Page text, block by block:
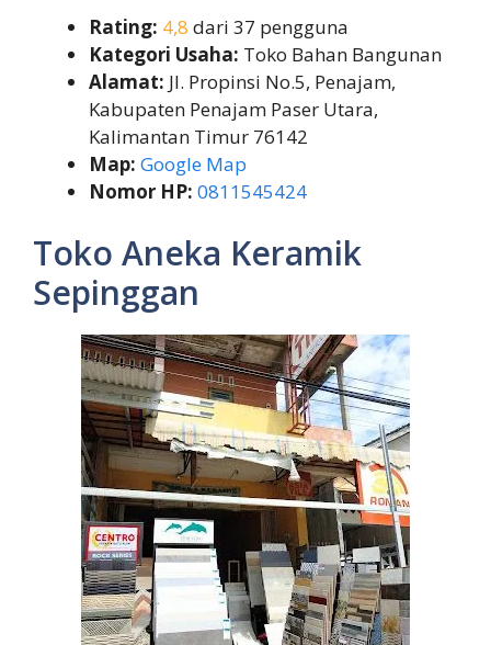
Rating: 4,8 dari 37 pengguna
Kategori Usaha: Toko Bahan Bangunan
Alamat: Jl. Propinsi No.5, Penajam,
Kabupaten Penajam Paser Utara,
Kalimantan Timur 76142
Map: Google Map
Nomor HP: 0811545424
Toko Aneka Keramik
Sepinggan